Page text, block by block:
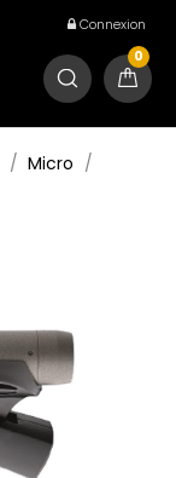
Connexion
0
Micro